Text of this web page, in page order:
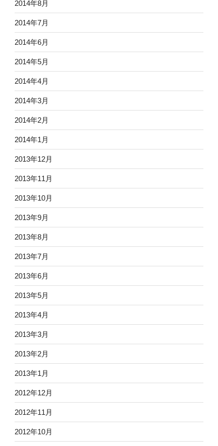
2014年8月
2014年7月
2014年6月
2014年5月
2014年4月
2014年3月
2014年2月
2014年1月
2013年12月
2013年11月
2013年10月
2013年9月
2013年8月
2013年7月
2013年6月
2013年5月
2013年4月
2013年3月
2013年2月
2013年1月
2012年12月
2012年11月
2012年10月